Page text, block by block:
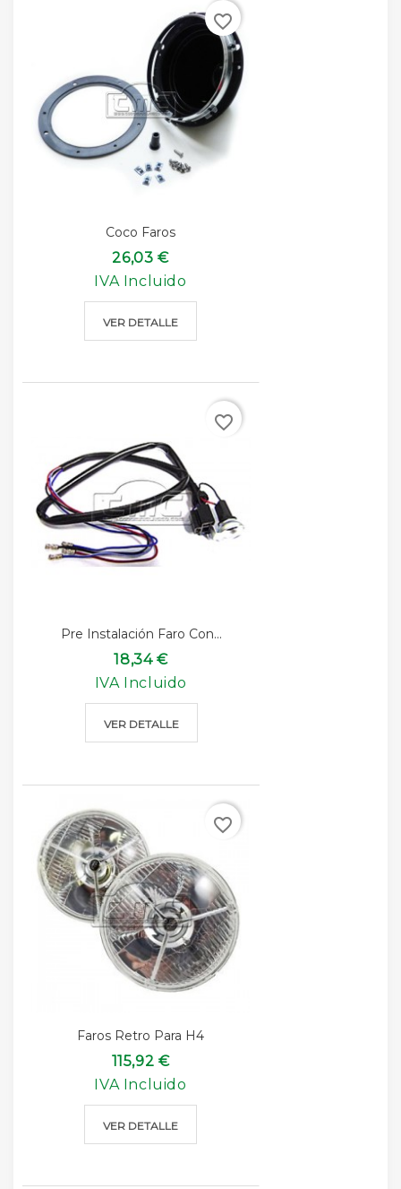
Coco Faros
26,03 €
IVA Incluido
VER DETALLE
favorite_border
Pre Instalación Faro Con...
18,34 €
IVA Incluido
VER DETALLE
favorite_border
Faros Retro Para H4
115,92 €
IVA Incluido
VER DETALLE
favorite_border